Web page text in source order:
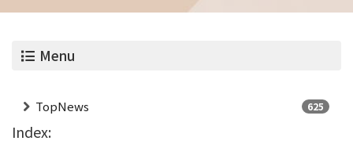
Menu
TopNews 625
Index: